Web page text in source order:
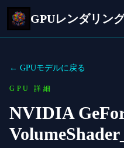
GPUレンダリン
← GPUモデルに戻る
GPU 詳細
NVIDIA